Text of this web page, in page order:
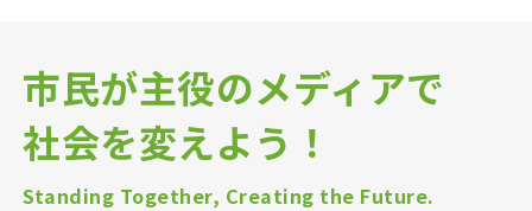
市民が主役のメディアで
社会を変えよう！
Standing Together, Creating the Future.